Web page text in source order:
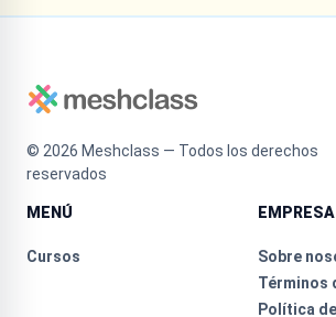
© 2026 Meshclass — Todos los derechos
reservados
MENÚ
Cursos
EMPRESA
Sobre
Términos
Política